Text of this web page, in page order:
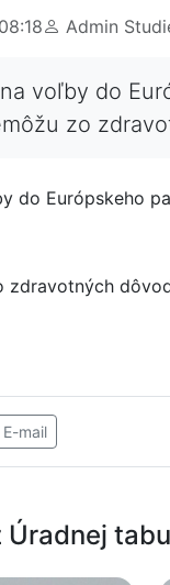
Admin
voľby do
zo
do Európskeho
zdravotných
E-mail
Úradnej